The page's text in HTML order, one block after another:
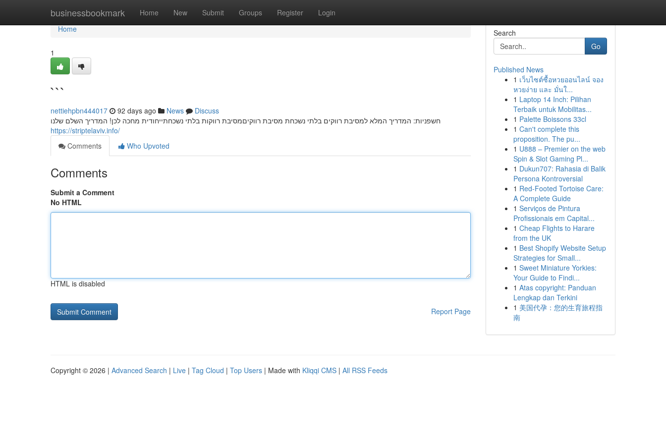
businessbookmark Home New Submit Groups Register Login
Home
Home
1
```
nettiehpbn444017 92 days ago News
Discuss
חשפניות: המדריך המלא למסיבת רווקים בלתי נשכחת מסיבת רווקיםמסיבת רווקות בלתי נשכחתייחודית מחכה לכן! המדריך השלם שלנו
https://striptelaviv.info/
Comments
Who Upvoted
Comments
Submit a Comment
No HTML
HTML is disabled
Report Page
Search
Go
Published News
1 เว็บไซต์ซื้อหวยออนไลน์ จอง
หวยง่าย และ มั่นใ...
1 Laptop 14 Inch: Pilihan
Terbaik untuk Mobilitas...
1 Palette Boissons 33cl
1 Can't complete this
proposition. The pu...
1 U888 – Premier on the web
Spin & Slot Gaming Pl...
1 Dukun707: Rahasia di Balik
Persona Kontroversial
1 Red-Footed Tortoise Care:
A Complete Guide
1 Serviços de Pintura
Profissionais em Capital...
1 Cheap Flights to Harare
from the UK
1 Best Shopify Website Setup
Strategies for Small...
1 Sweet Miniature Yorkies:
Your Guide to Findi...
1 Atas copyright: Panduan
Lengkap dan Terkini
1 美国代孕：您的生育旅程指
南
Copyright © 2026 | Advanced Search | Live | Tag Cloud | Top Users | Made with Kliqqi CMS | All RSS Feeds